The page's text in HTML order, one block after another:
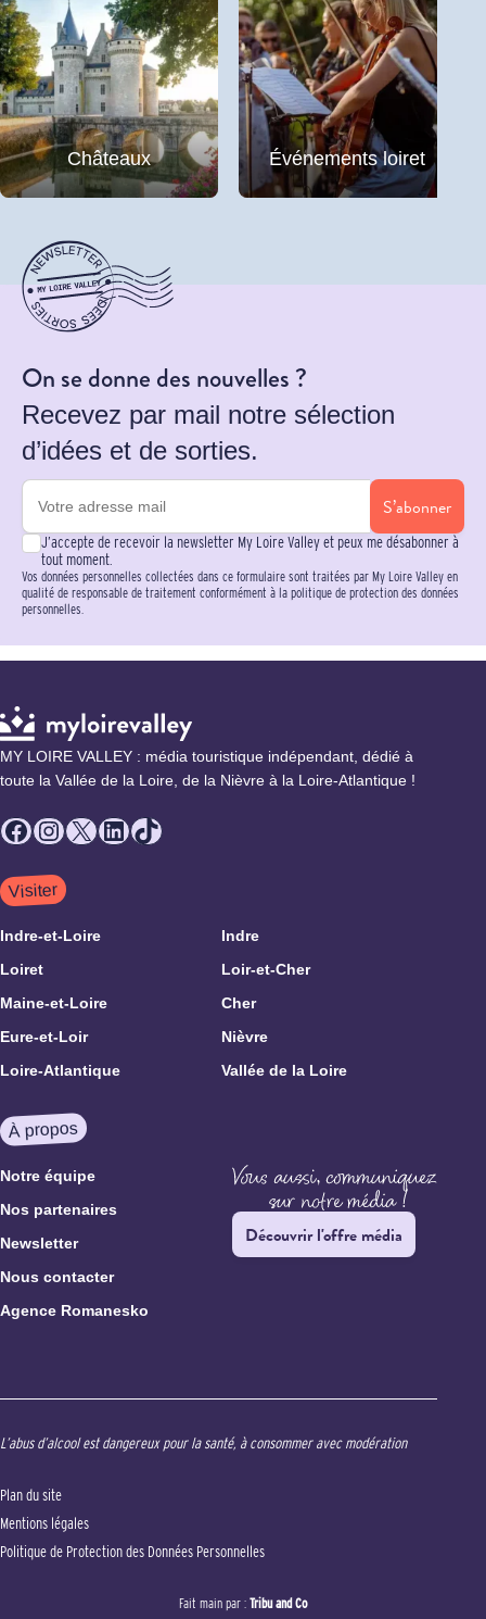
Châteaux Événements loiret
On se donne des nouvelles ?
Recevez par mail notre sélection
d’idées et de sorties.
S’abonner
J’accepte de recevoir la newsletter My Loire Valley et peux me désabonner à
tout moment.
Vos données personnelles collectées dans ce formulaire sont traitées par My Loire Valley en
qualité de responsable de traitement conformément à la politique de protection des données
personnelles.
MY LOIRE VALLEY : média touristique indépendant, dédié à
toute la Vallée de la Loire, de la Nièvre à la Loire-Atlantique !
Facebook
Instagram
X LinkedIn
TikTok
Visiter
Indre-et-Loire
Indre
Loiret
Loir-et-Cher
Maine-et-Loire
Cher
Eure-et-Loir
Nièvre
Loire-Atlantique
Vallée de la Loire
À propos
Notre équipe
Nos partenaires
Newsletter
Nous contacter
Agence Romanesko
Découvrir l'offre média
L’abus d’alcool est dangereux pour la santé, à consommer avec modération
Plan du site
Mentions légales
Politique de Protection des Données Personnelles
Fait main par : Tribu and Co